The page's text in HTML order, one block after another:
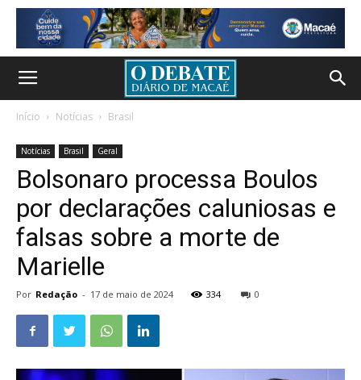
Início Notícias Brasil
Notícias Brasil Geral
Bolsonaro processa Boulos
por declarações caluniosas e
falsas sobre a morte de
Marielle
Por Redação - 17 de maio de 2024 334 0